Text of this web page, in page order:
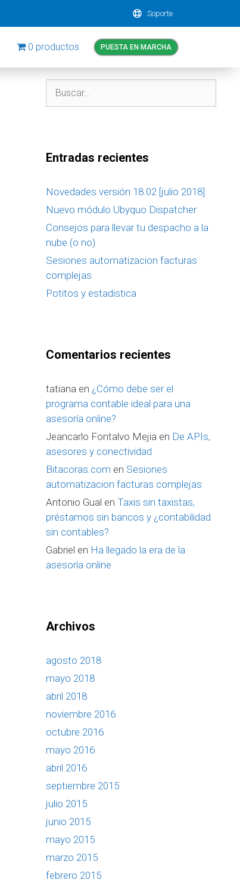
Soporte
0 productos PUESTA EN MARCHA
Entradas recientes
Novedades versión 18.02 [julio 2018]
Nuevo módulo Ubyquo Dispatcher
Consejos para llevar tu despacho a la
nube (o no)
Sesiones automatizacion facturas
complejas
Potitos y estadistica
Comentarios recientes
tatiana en ¿Cómo debe ser el
programa contable ideal para una
asesoría online?
Jeancarlo Fontalvo Mejia en De APIs,
asesores y conectividad
Bitacoras.com en Sesiones
automatizacion facturas complejas
Antonio Gual en Taxis sin taxistas,
préstamos sin bancos y ¿contabilidad
sin contables?
Gabriel en Ha llegado la era de la
asesoría online
Archivos
agosto 2018
mayo 2018
abril 2018
noviembre 2016
octubre 2016
mayo 2016
abril 2016
septiembre 2015
julio 2015
junio 2015
mayo 2015
marzo 2015
febrero 2015